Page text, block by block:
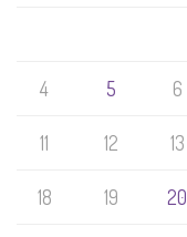
4 5 6
11 12 13
18 19 20